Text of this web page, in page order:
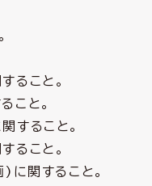
ること。
こと。
すること。
ること。
関すること。